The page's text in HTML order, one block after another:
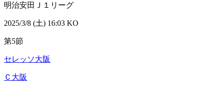
明治安田Ｊ１リーグ
2025/3/8 (土) 16:03 KO
第5節
セレッソ大阪
Ｃ大阪